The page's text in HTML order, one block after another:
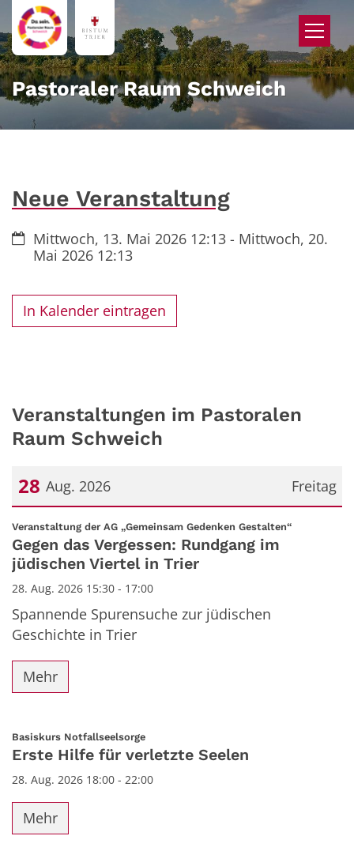
Zum Inhalt springen
Pastoraler Raum Schweich
Neue Veranstaltung
Datum:
Mittwoch, 13. Mai 2026 12:13 - Mittwoch, 20.
Mai 2026 12:13
In Kalender eintragen
Veranstaltungen im Pastoralen
Raum Schweich
Freitag
28 Aug. 2026
Datum: 28. August 2026
Veranstaltung der AG „Gemeinsam Gedenken Gestalten“:
Gegen das Vergessen: Rundgang im
jüdischen Viertel in Trier
28. Aug. 2026 15:30 - 17:00
Spannende Spurensuche zur jüdischen
Geschichte in Trier
Mehr
Basiskurs Notfallseelsorge:
Erste Hilfe für verletzte Seelen
28. Aug. 2026 18:00 - 22:00
Mehr